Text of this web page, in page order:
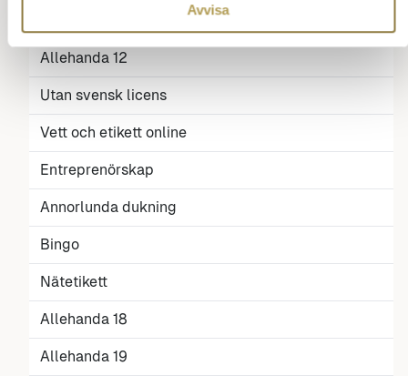
Avvisa
Allehanda 12
Utan svensk licens
Vett och etikett online
Entreprenörskap
Annorlunda dukning
Bingo
Nätetikett
Allehanda 18
Allehanda 19